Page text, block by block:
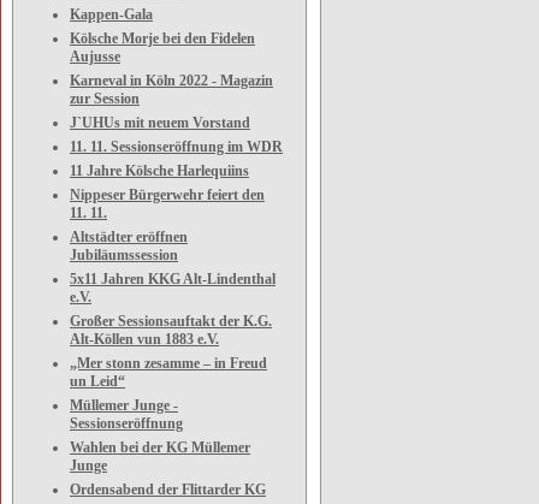
Kappen-Gala
Kölsche Morje bei den Fidelen
Aujusse
Karneval in Köln 2022 - Magazin
zur Session
J`UHUs mit neuem Vorstand
11. 11. Sessionseröffnung im WDR
11 Jahre Kölsche Harlequiins
Nippeser Bürgerwehr feiert den
11. 11.
Altstädter eröffnen
Jubiläumssession
5x11 Jahren KKG Alt-Lindenthal
e.V.
Großer Sessionsauftakt der K.G.
Alt-Köllen vun 1883 e.V.
„Mer stonn zesamme – in Freud
un Leid“
Müllemer Junge -
Sessionseröffnung
Wahlen bei der KG Müllemer
Junge
Ordensabend der Flittarder KG